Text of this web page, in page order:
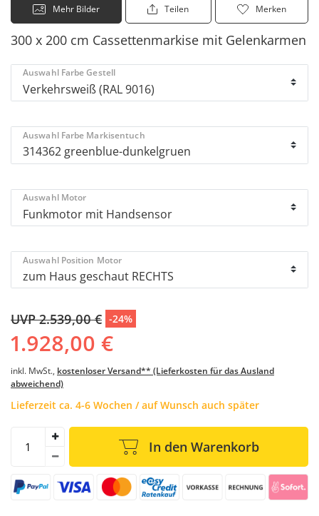
Mehr Bilder Teilen Merken
300 x 200 cm Cassettenmarkise mit Gelenkarmen
Auswahl Farbe Gestell
Auswahl Farbe Markisentuch
Auswahl Motor
Auswahl Position Motor
UVP 2.539,00 € -24%
1.928,00 €
inkl. MwSt., kostenloser Versand** (Lieferkosten für das Ausland
abweichend)
Lieferzeit ca. 4-6 Wochen / auf Wunsch auch später
In den Warenkorb